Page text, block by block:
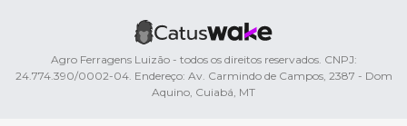
Agro Ferragens Luizão - todos os direitos reservados. CNPJ:
24.774.390/0002-04. Endereço: Av. Carmindo de Campos, 2387 - Dom
Aquino, Cuiabá, MT